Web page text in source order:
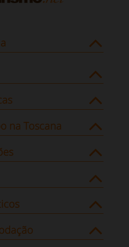
na Toscana